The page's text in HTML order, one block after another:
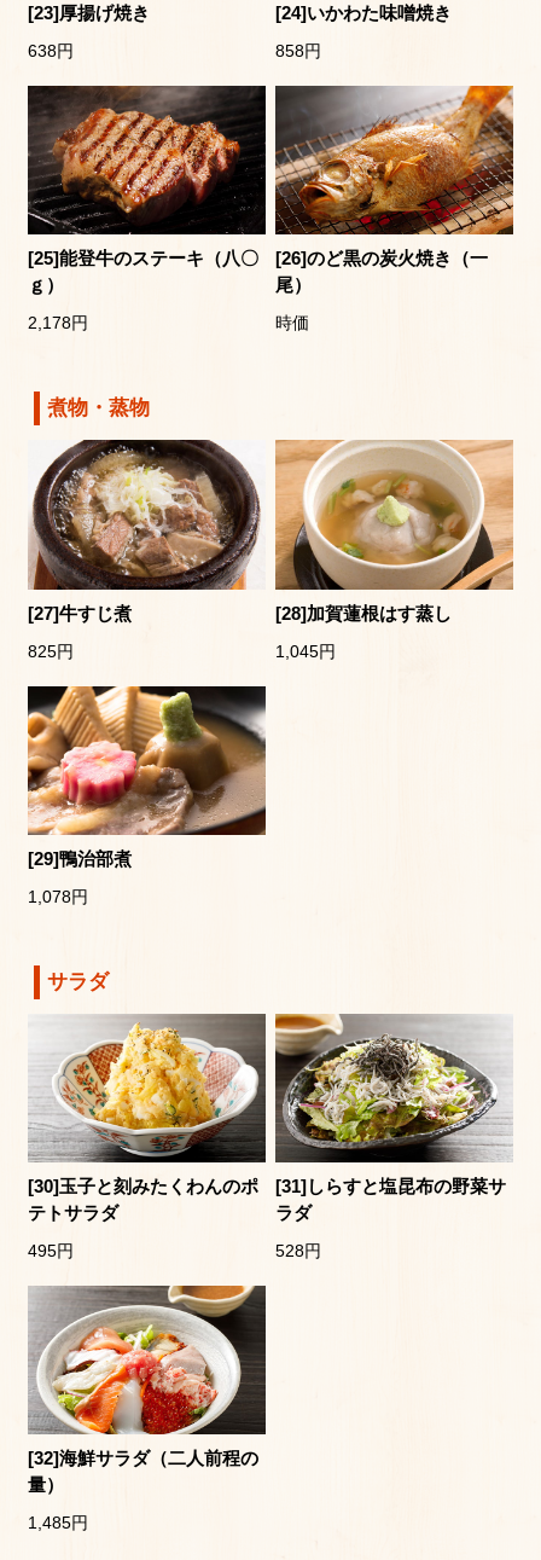
[23]厚揚げ焼き
638円
[24]いかわた味噌焼き
858円
[25]能登牛のステーキ（八〇
ｇ）
2,178円
[26]のど黒の炭火焼き（一
尾）
時価
煮物・蒸物
[27]牛すじ煮
825円
[28]加賀蓮根はす蒸し
1,045円
[29]鴨治部煮
1,078円
サラダ
[30]玉子と刻みたくわんのポ
テトサラダ
495円
[31]しらすと塩昆布の野菜サ
ラダ
528円
[32]海鮮サラダ（二人前程の
量）
1,485円